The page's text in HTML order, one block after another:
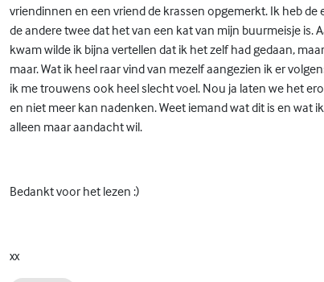
vriendinnen en een vriend de krassen opgemerkt. Ik heb
de andere twee dat het van een kat van mijn buurmeisje is.
kwam wilde ik bijna vertellen dat ik het zelf had gedaan,
maar. Wat ik heel raar vind van mezelf aangezien ik er
ik me trouwens ook heel slecht voel. Nou ja laten we het
en niet meer kan nadenken. Weet iemand wat dit is en wat
alleen maar aandacht wil.
Bedankt voor het lezen :)
xx